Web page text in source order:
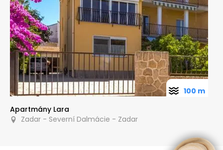
Apartmány Lara
Zadar - Severní Dalmácie - Zadar
100 m